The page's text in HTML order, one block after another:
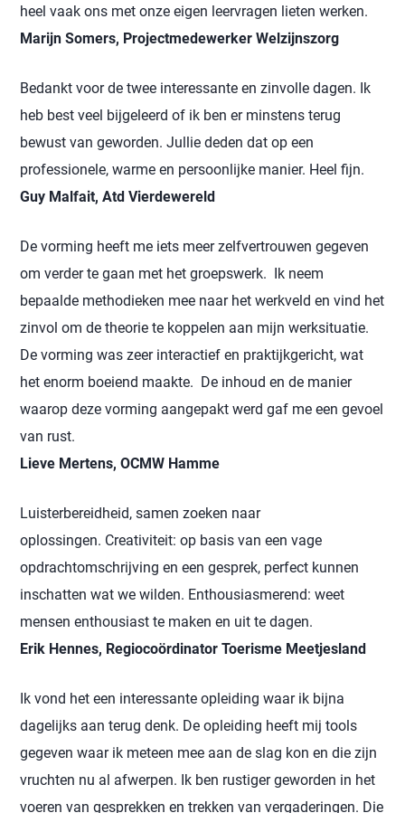
heel vaak ons met onze eigen leervragen lieten werken.
Marijn Somers, Projectmedewerker Welzijnszorg
Bedankt voor de twee interessante en zinvolle dagen. Ik
heb best veel bijgeleerd of ik ben er minstens terug
bewust van geworden. Jullie deden dat op een
professionele, warme en persoonlijke manier. Heel fijn.
Guy Malfait, Atd Vierdewereld
De vorming heeft me iets meer zelfvertrouwen gegeven
om verder te gaan met het groepswerk. Ik neem
bepaalde methodieken mee naar het werkveld en vind het
zinvol om de theorie te koppelen aan mijn werksituatie.
De vorming was zeer interactief en praktijkgericht, wat
het enorm boeiend maakte. De inhoud en de manier
waarop deze vorming aangepakt werd gaf me een gevoel
van rust.
Lieve Mertens, OCMW Hamme
Luisterbereidheid, samen zoeken naar
oplossingen. Creativiteit: op basis van een vage
opdrachtomschrijving en een gesprek, perfect kunnen
inschatten wat we wilden. Enthousiasmerend: weet
mensen enthousiast te maken en uit te dagen.
Erik Hennes, Regiocoördinator Toerisme Meetjesland
Ik vond het een interessante opleiding waar ik bijna
dagelijks aan terug denk. De opleiding heeft mij tools
gegeven waar ik meteen mee aan de slag kon en die zijn
vruchten nu al afwerpen. Ik ben rustiger geworden in het
voeren van gesprekken en trekken van vergaderingen. Die